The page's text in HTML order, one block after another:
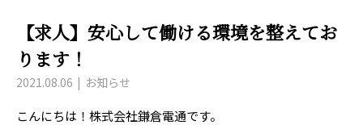
【求人】安心して働ける環境を整えてお
ります！
2021.08.06 お知らせ
こんにちは！株式会社鎌倉電通です。